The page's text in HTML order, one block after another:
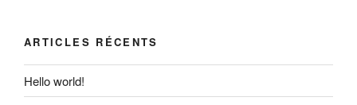
ARTICLES RÉCENTS
Hello world!